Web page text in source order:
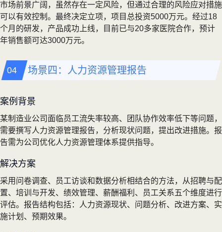
市场前景广阔，虽然存在一定风险，但通过合理的风险应对措施
可以有效控制。最终决定立项，项目总投资5000万元。经过18
个月的研发，产品成功上线，目前已与20多家医院合作，预计
年销售额可达3000万元。
场景四：人力资源管理报告
案例背景
某制造业公司面临员工流失率较高、团队协作效率低下等问题，
需要撰写人力资源管理报告，分析现状问题，提出改进措施。报
告需为公司优化人力资源管理体系提供指导。
解决方案
采用问卷调查、员工访谈和数据分析相结合的方法，从招聘与配
置、培训与开发、绩效管理、薪酬福利、员工关系五个维度进行
评估。报告结构包括：人力资源现状、问题分析、改进方案、实
施计划、预期效果。